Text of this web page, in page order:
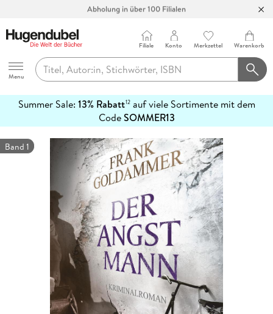
Abholung in über 100 Filialen
Hugendubel
Menu
Filiale Konto Merkzettel Warenkorb
Summer Sale: 13% Rabatt12auf viele Sortimente mit dem
CodeSOMMER13
erfahren
Band 1